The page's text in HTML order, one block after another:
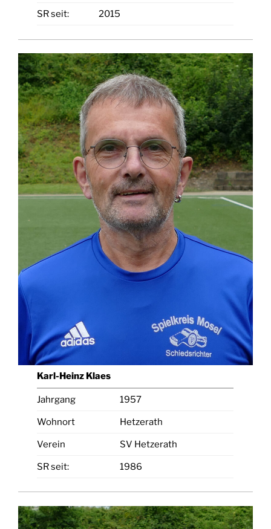
SR seit: 2015
Karl-Heinz Klaes
Jahrgang 1957
Wohnort Hetzerath
Verein SV Hetzerath
SR seit: 1986